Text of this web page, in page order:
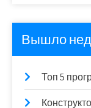
Вышло
Топ 5